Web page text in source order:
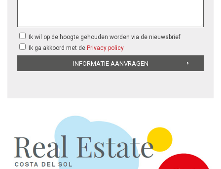
Ik wil op de hoogte gehouden worden via de nieuwsbrief
Ik ga akkoord met de Privacy policy